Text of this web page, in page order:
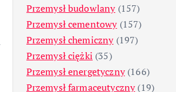
Przemysł budowlany(157)
Przemysł cementowy(157)
Przemysł chemiczny(197)
Przemysł ciężki (35)
Przemysł energetyczny(166)
Przemysł farmaceutyczny(19)